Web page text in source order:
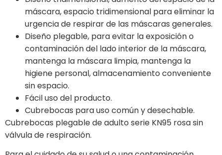
máscara, espacio tridimensional para eliminar la
urgencia de respirar de las máscaras generales.
Diseño plegable, para evitar la exposición o
contaminación del lado interior de la máscara,
mantenga la máscara limpia, mantenga la
higiene personal, almacenamiento conveniente
sin espacio.
Fácil uso del producto.
Cubrebocas para uso común y desechable.
Cubrebocas plegable de adulto serie KN95 rosa sin
válvula de respiración.